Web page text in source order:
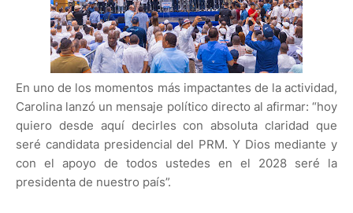
En uno de los momentos más impactantes de la actividad,
Carolina lanzó un mensaje político directo al afirmar: “hoy
quiero desde aquí decirles con absoluta claridad que
seré candidata presidencial del PRM. Y Dios mediante y
con el apoyo de todos ustedes en el 2028 seré la
presidenta de nuestro país”.